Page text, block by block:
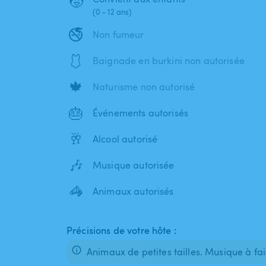
(0 - 12 ans)
🚭 Non fumeur
🩱 Baignade en burkini non autorisée
🍁 Naturisme non autorisé
🎂 Événements autorisés
🥂 Alcool autorisé
🎶 Musique autorisée
🦓 Animaux autorisés
Précisions de votre hôte :
Animaux de petites tailles. Musique à